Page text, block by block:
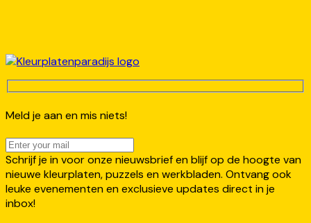
Meld je aan en mis niets!
Schrijf je in voor onze nieuwsbrief en blijf op de hoogte van
nieuwe kleurplaten, puzzels en werkbladen. Ontvang ook
leuke evenementen en exclusieve updates direct in je
inbox!